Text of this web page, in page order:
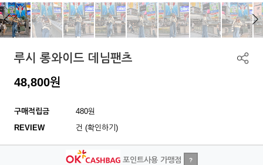
루시 롱와이드 데님팬츠
48,800원
구매적립금
480원
REVIEW
건 (확인하기)
포인트사용 가맹점 ?